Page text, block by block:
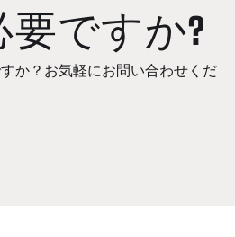
ですか?
か？お気軽にお問い合わせくだ